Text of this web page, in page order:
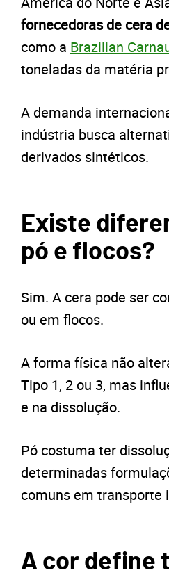
fornecedoras de cera
como a Brazilian
toneladas da matéria
A demanda
indústria busca
derivados sintéticos.
Existe
pó e flocos?
Sim. A cera pode ser
ou em flocos.
A forma física não
Tipo 1, 2 ou 3, mas
e na dissolução.
Pó costuma ter
determinadas
comuns em transporte
A cor define